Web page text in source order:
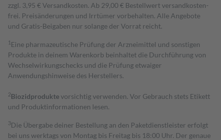
zzgl. 3,95 € Versandkosten. Ab 29,00 € Bestell­wert versand­kosten­
frei. Preisänderungen und Irrtümer vorbehalten. Alle Angebote
und Gratis-Beigaben nur solange der Vorrat reicht.
1 Eine pharmazeutische Prüfung der Arzneimittel und sonstigen
Produkte in deinem Warenkorb beinhaltet die Durchführung von
Wechselwirkungschecks und die Prüfung etwaiger
Anwendungshinweise des Herstellers.
2Biozidproduktevorsichtig verwenden. Vor Gebrauch stets Etikett
und Produktinformationen lesen.
3Die Übergabe deiner Bestellung an den Paketdienstleister erfolgt
bei uns werktags von Montag bis Freitag bis 18:00 Uhr. Der genaue